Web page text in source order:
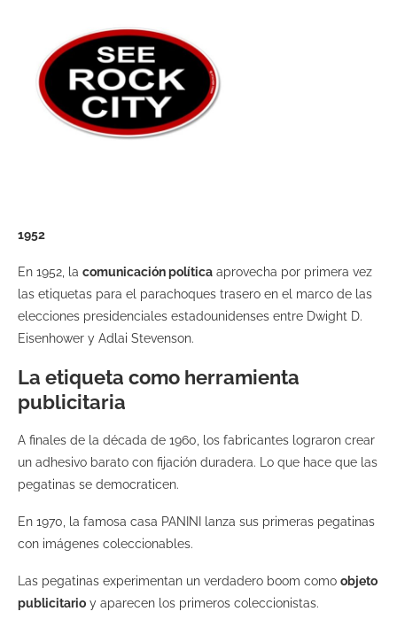
1952
En 1952, la comunicación política aprovecha por primera vez
las etiquetas para el parachoques trasero en el marco de las
elecciones presidenciales estadounidenses entre Dwight D.
Eisenhower y Adlai Stevenson.
La etiqueta como herramienta
publicitaria
A finales de la década de 1960, los fabricantes lograron crear
un adhesivo barato con fijación duradera. Lo que hace que las
pegatinas se democraticen.
En 1970, la famosa casa PANINI lanza sus primeras pegatinas
con imágenes coleccionables.
Las pegatinas experimentan un verdadero boom como objeto
publicitario y aparecen los primeros coleccionistas.